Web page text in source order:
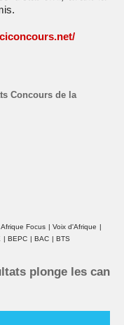
Concours de la
Afrique Focus | Voix d'Afrique |
| BEPC | BAC | BTS
plonge les can